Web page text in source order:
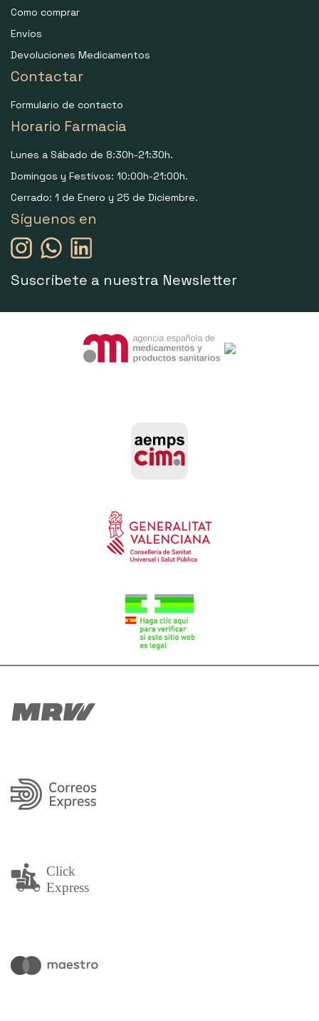
Como comprar
Envíos
Devoluciones Medicamentos
Contactar
Formulario de contacto
Horario Farmacia
Lunes a Sábado de 8:30h-21:30h.
Domingos y Festivos: 10:00h-21:00h.
Cerrado: 1 de Enero y 25 de Diciembre.
Síguenos en
Suscríbete a nuestra Newsletter